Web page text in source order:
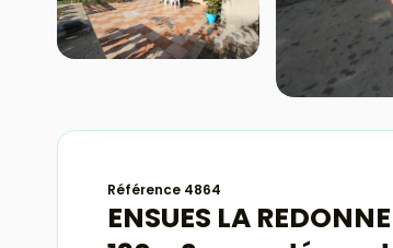
Référence 4864
ENSUES LA